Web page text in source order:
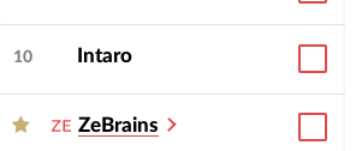
10 Intaro
ZeBrains